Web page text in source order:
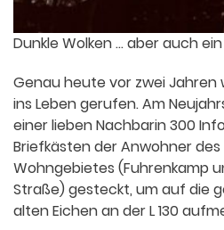
Dunkle Wolken … aber auch
Genau heute vor zwei Jahren
ins Leben gerufen. Am
einer lieben Nachbarin 300
Briefkästen der Anwohner
Wohngebietes (Fuhrenkamp
Straße) gesteckt, um auf die
alten Eichen an der L 130